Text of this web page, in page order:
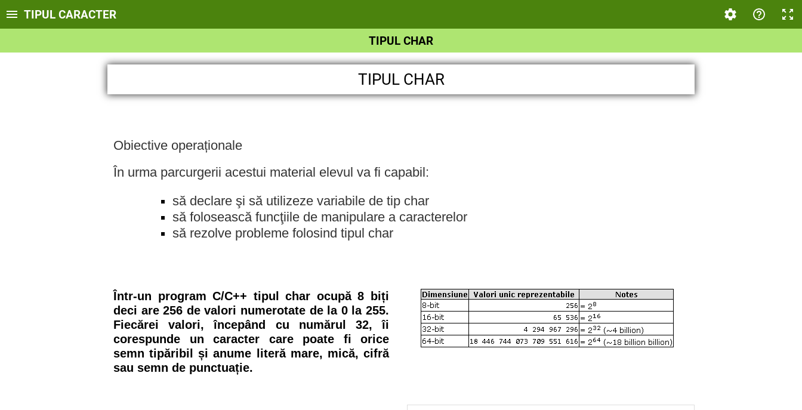
TIPUL CARACTER
TIPUL CHAR
TIPUL CHAR
Obiective operaționale
În urma parcurgerii acestui material elevul va fi capabil:
să declare şi să utilizeze variabile de tip char
să folosească funcţiile de manipulare a caracterelor
să rezolve probleme folosind tipul char
Într-un program C/C++ tipul char ocupă 8 biți
deci are 256 de valori numerotate de la 0 la 255.
Fiecărei valori, începând cu numărul 32, îi
corespunde un caracter care poate fi orice
semn tipăribil și anume literă mare, mică, cifră
sau semn de punctuație.